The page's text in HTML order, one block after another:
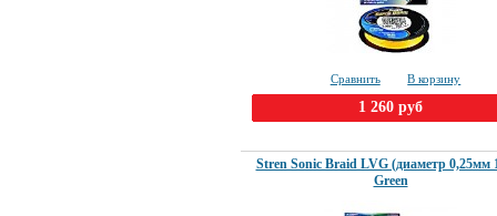
Сравнить В корзину
1 260 руб
Stren Sonic Braid LVG (диаметр 0,25мм
Green